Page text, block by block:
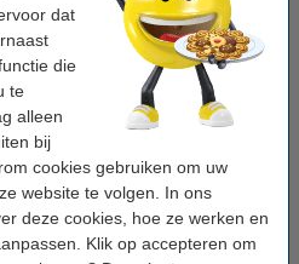
dat
die
te
alleen
bij
cookies gebruiken om uw
website te volgen. In ons
deze cookies, hoe ze werken en
Klik op accepteren om
specificaties en omschrijving
in huis
ml € 1,17
Bestellen